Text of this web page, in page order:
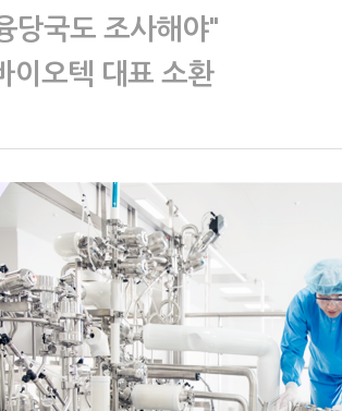
당국도 조사해야"
이오텍 대표 소환